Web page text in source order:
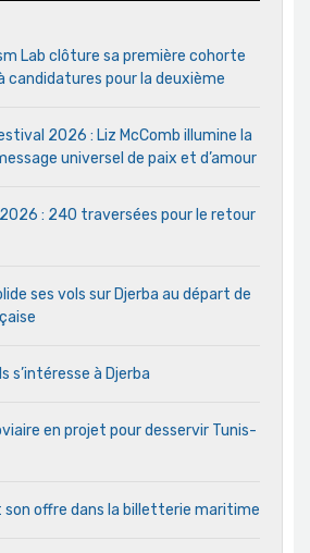
Lab clôture sa première cohorte
candidatures pour la deuxième
2026 : Liz McComb illumine la
universel de paix et d’amour
: 240 traversées pour le retour
ses vols sur Djerba au départ de
s’intéresse à Djerba
en projet pour desservir Tunis-
son offre dans la billetterie maritime